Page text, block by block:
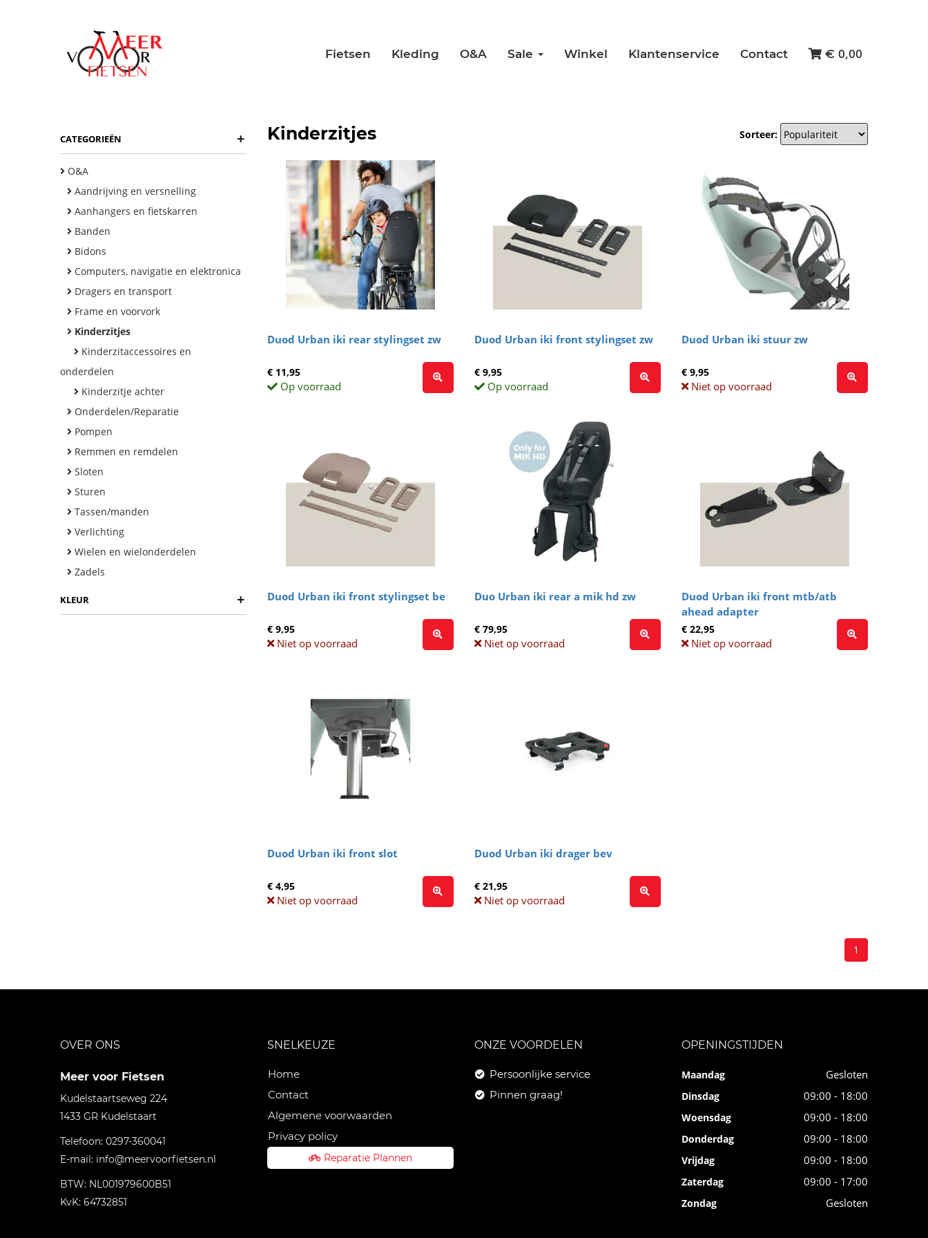
Fietsen Kleding O&A Sale Winkel Klantenservice Contact € 0,00
CATEGORIEËN +
O&A
Aandrijving en versnelling
Aanhangers en fietskarren
Banden
Bidons
Computers, navigatie en elektronica
Dragers en transport
Frame en voorvork
Kinderzitjes
Kinderzitaccessoires en
onderdelen
Kinderzitje achter
Onderdelen/Reparatie
Pompen
Remmen en remdelen
Sloten
Sturen
Tassen/manden
Verlichting
Wielen en wielonderdelen
Zadels
KLEUR +
Kinderzitjes Sorteer:
Duod Urban iki rear stylingset zw
€ 11,95
Op voorraad
Duod Urban iki front stylingset zw
€ 9,95
Op voorraad
Duod Urban iki stuur zw
€ 9,95
Niet op voorraad
Duod Urban iki front stylingset be
€ 9,95
Niet op voorraad
Duo Urban iki rear a mik hd zw
€ 79,95
Niet op voorraad
Duod Urban iki front mtb/atb
ahead adapter
€ 22,95
Niet op voorraad
Duod Urban iki front slot
€ 4,95
Niet op voorraad
Duod Urban iki drager bev
€ 21,95
Niet op voorraad
1
OVER ONS
Meer voor Fietsen
Kudelstaartseweg 224
1433 GR Kudelstaart
Telefoon: 0297-360041
E-mail: info@meervoorfietsen.nl
BTW: NL001979600B51
KvK: 64732851
SNELKEUZE
Home
Contact
Algemene voorwaarden
Privacy policy
Reparatie Plannen
ONZE VOORDELEN
Persoonlijke service
Pinnen graag!
OPENINGSTIJDEN
Maandag Gesloten
Dinsdag 09:00 - 18:00
Woensdag 09:00 - 18:00
Donderdag 09:00 - 18:00
Vrijdag 09:00 - 18:00
Zaterdag 09:00 - 17:00
Zondag Gesloten